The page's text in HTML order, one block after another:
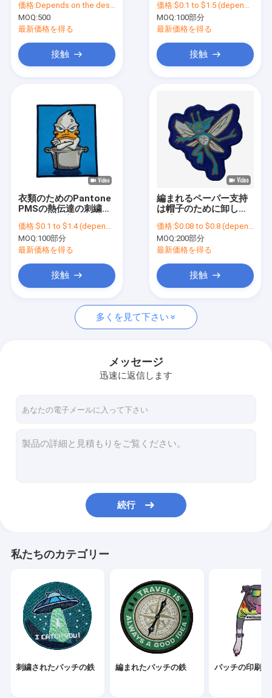
製品
企業情報
会社案内
お問い合わせ
ニュース
すべての場合
刺繍されたパッチの鉄
パッチの印刷された鉄
注文の刺繍されたパッチ
染料の昇華パッチ
編まれたキー ホルダー
ポリ塩化ビニールのキー ホルダー
織物の札のラベル
ポリ塩化ビニールのゴム製 パッチ
チを個人化した
価格:Depends on the design
MOQ:500
最新価格を得る
接触
価格:$0.1 to $1.5 (depends on the design and order quantity)
MOQ:100部分
最新価格を得る
接触
衣類のためのPantone
PMSの熱伝達の刺繍パ
ルクロ
価格:$0.1 to $1.4 (depends on the design and order quantity)
MOQ:100部分
最新価格を得る
接触
編まれるペーパー支持
は帽子のために卸し売
ム設計する修繕する
価格:$0.08 to $0.8 (depends on the design and order quantity)
MOQ:200部分
最新価格を得る
接触
多くを見て下さい
メッセージ
迅速に返信します
続行
私たちのカテゴリー
刺繍されたパッチの鉄 編まれたパッチの鉄 パッチの印刷さ